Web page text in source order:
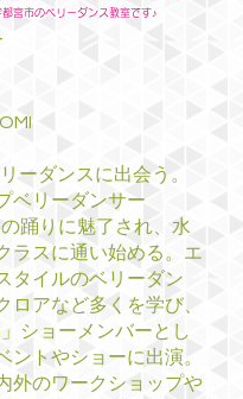
都宮市のベリーダンス教室です ♪
ーダンスに出会う。
ベリーダンサー
踊りに魅了され、水
ラスに通い始める。エ
タイルのベリーダン
ロアなど多くを学び、
」ショーメンバーとし
ントやショーに出演。
外のワークショップや